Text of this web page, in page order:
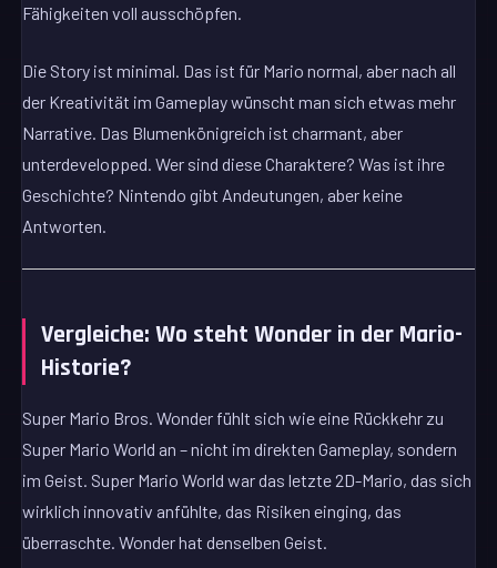
Fähigkeiten voll ausschöpfen.
Die Story ist minimal. Das ist für Mario normal, aber nach all
der Kreativität im Gameplay wünscht man sich etwas mehr
Narrative. Das Blumenkönigreich ist charmant, aber
unterdevelopped. Wer sind diese Charaktere? Was ist ihre
Geschichte? Nintendo gibt Andeutungen, aber keine
Antworten.
Vergleiche: Wo steht Wonder in der Mario-
Historie?
Super Mario Bros. Wonder fühlt sich wie eine Rückkehr zu
Super Mario World an – nicht im direkten Gameplay, sondern
im Geist. Super Mario World war das letzte 2D-Mario, das sich
wirklich innovativ anfühlte, das Risiken einging, das
überraschte. Wonder hat denselben Geist.